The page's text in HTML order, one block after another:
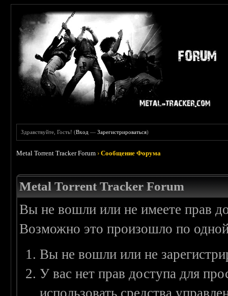
Здравствуйте, Гость! (Вход —Зарегистрироваться)
Metal Torrent Tracker Forum ›Сообщение Форума
Metal Torrent Tracker Forum
Вы не вошли или не имеете прав
Возможно это произошло по
Вы не вошли или не
У вас нет прав доступа для
использовать средства